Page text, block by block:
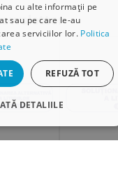
cu alte informații pe
sau pe care le-au
serviciilor lor. Politica
REFUZĂ TOT
DETALIILE